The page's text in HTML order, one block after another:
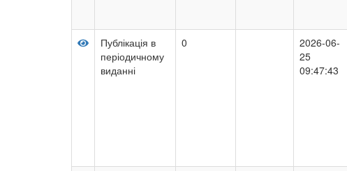
Публікація в
періодичному
виданні
0
2026-06-
25
09:47:43